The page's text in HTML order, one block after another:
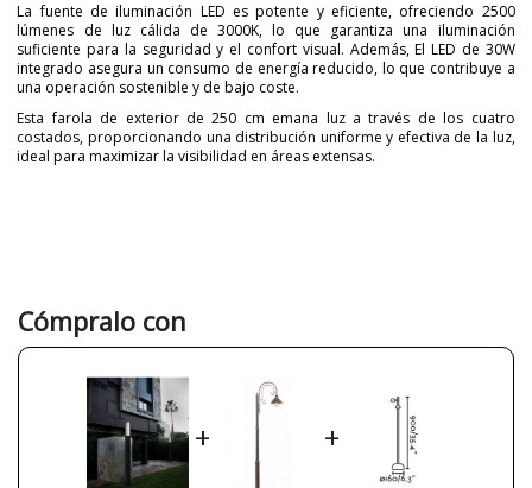
La fuente de iluminación LED es potente y eficiente, ofreciendo 2500
lúmenes de luz cálida de 3000K, lo que garantiza una iluminación
suficiente para la seguridad y el confort visual. Además, El LED de 30W
integrado asegura un consumo de energía reducido, lo que contribuye a
una operación sostenible y de bajo coste.
Esta farola de exterior de 250 cm emana luz a través de los cuatro
costados, proporcionando una distribución uniforme y efectiva de la luz,
ideal para maximizar la visibilidad en áreas extensas.
Color
Ancho (cm)
250 cm
Largo (cm)
Peso Neto (KG)
Cómpralo con
+ +